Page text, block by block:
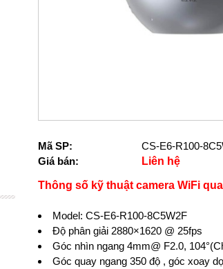
Mã SP:
CS-E6-R100-
Giá bán:
Liên hệ
Thông số kỹ thuật camera WiFi
Model: CS-E6-R100-8C5W2F
Độ phân giải 2880×1620 @ 25fps
Góc nhìn ngang 4mm@ F2.0,
Góc quay ngang 350 độ , góc xoay